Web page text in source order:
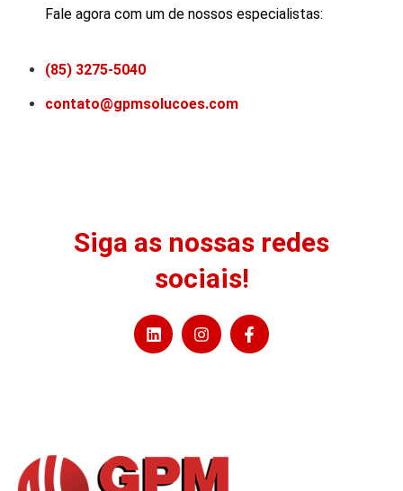
Fale agora com um de nossos especialistas:
(85) 3275-5040
contato@gpmsolucoes.com
Siga as nossas redes
sociais!